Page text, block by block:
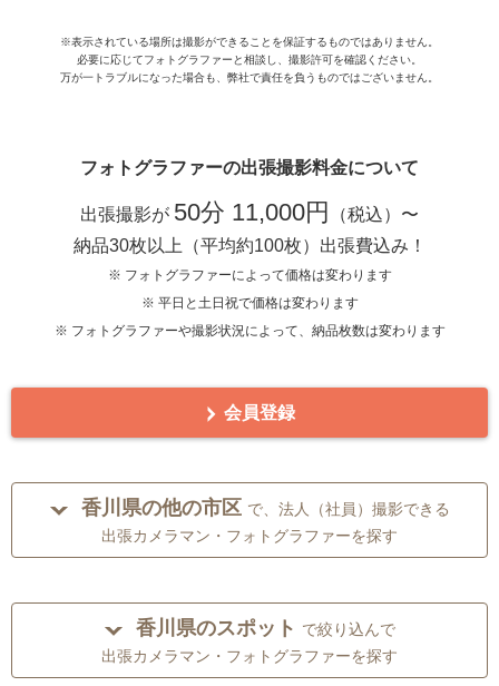
※表示されている場所は撮影ができることを保証するものではありません。
必要に応じてフォトグラファーと相談し、撮影許可を確認ください。
万が一トラブルになった場合も、弊社で責任を負うものではございません。
フォトグラファーの出張撮影料金について
出張撮影が 50分 11,000円
（税込）〜
納品30枚以上（平均約100枚）出張費込み！
※ フォトグラファーによって価格は変わります
※ 平日と土日祝で価格は変わります
※ フォトグラファーや撮影状況によって、納品枚数は変わります
会員登録
香川県の他の市区 で、法人（社員）撮影できる
出張カメラマン・フォトグラファーを探す
香川県のスポット で絞り込んで
出張カメラマン・フォトグラファーを探す